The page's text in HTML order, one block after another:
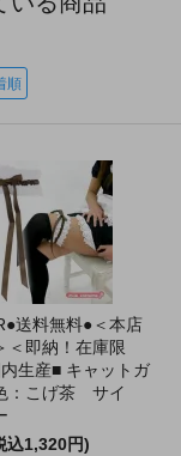
順
送料無料●＜本店
＜即納！在庫限
生産■ キャットガ
：こげ茶 サイ
込1,320円)